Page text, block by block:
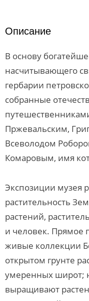
Описание
В основу
насчитывающего
гербарии
собранные
Пржевальским,
Всеволодом
Комаровым, имя
Экспозиции музея
растительность
растений,
и человек. Прямое
живые коллекции
открытом грунте
умеренных широт;
выращивают